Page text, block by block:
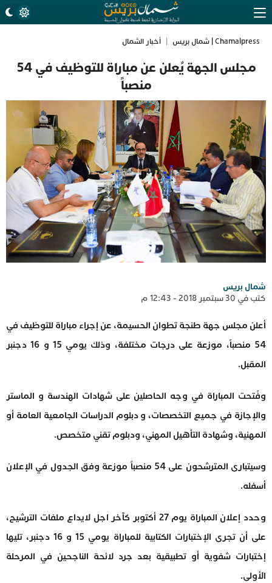
Chamalpress | شمال بريس أخبار الشمال
مجلس الجهة يُعلن عن مباراة للتوظيف في 54
منصباً
شمال بريس
كتب في 30 سبتمبر 2018 - 12:43 م
أعلن مجلس جهة طنجة تطوان الحسيمة، عن إجراء مباراة للتوظيف في
54 منصباً، موزعة على درجات مختلفة، وذلك يومي 15 و 16 دجنبر
المقبل.
وفُتحت المباراة في وجه الحاصلين على شهادات الهندسة و الماستر
والإجازة في جميع التخصصات، و دبلوم الدراسات الجامعية العامة أو
المهنية، وشهادة التأهيل المهني، ودبلوم تقني متخصص.
وسيتبارى المترشحون على 54 منصباً موزعة وفق الجدول في الإعلان
أسفله.
وحدد إعلان المباراة يوم 27 أكتوبر كآخر اجل لايداع ملفات الترشيح،
على أن تجرى الإختبارات الكتابية للمباراة يومي 15 و 16 دجنبر، تليها
إختبارات شفوية أو تطبيقية بعد جرد لائحة الناجحين في المرحلة
الأولى.